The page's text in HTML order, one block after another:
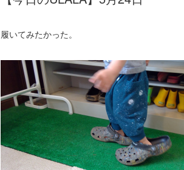
履いてみたかった。